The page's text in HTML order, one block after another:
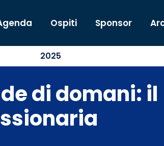
Ospiti Sponsor
2025
di domani: il